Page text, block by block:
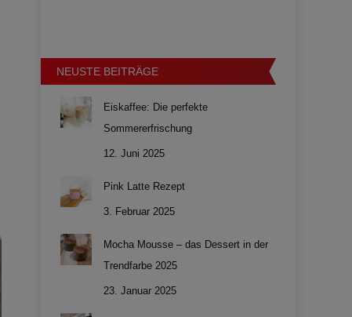
NEUSTE BEITRÄGE
Eiskaffee: Die perfekte
Sommererfrischung
12. Juni 2025
Pink Latte Rezept
3. Februar 2025
Mocha Mousse – das Dessert in der
Trendfarbe 2025
23. Januar 2025